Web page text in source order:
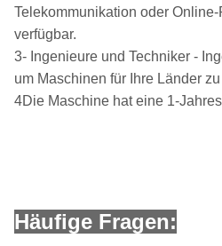
Telekommunikation oder
verfügbar.
3- Ingenieure und Techniker -
um Maschinen für Ihre Länder
4Die Maschine hat eine 1-
Häufige Fragen: